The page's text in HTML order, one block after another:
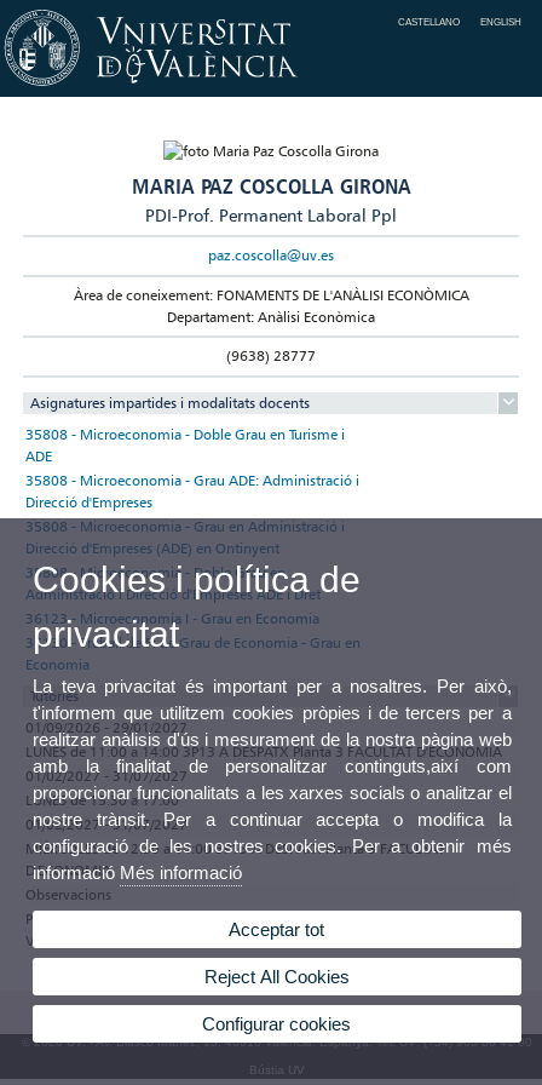
CASTELLANO ENGLISH
MARIA PAZ COSCOLLA GIRONA
PDI-Prof. Permanent Laboral Ppl
paz.coscolla@uv.es
Àrea de coneixement: FONAMENTS DE L'ANÀLISI ECONÒMICA
Departament: Anàlisi Econòmica
(9638) 28777
Asignatures impartides i modalitats docents
35808 - Microeconomia - Doble Grau en Turisme i
ADE
35808 - Microeconomia - Grau ADE: Administració i
Direcció d'Empreses
35808 - Microeconomia - Grau en Administració i
Direcció d'Empreses (ADE) en Ontinyent
35808 - Microeconomia - Doble Grau en
Administració i Direcció d'Empreses ADE i Dret
36123 - Microeconomía I - Grau en Economia
36130 - Treball de Fi de Grau de Economia - Grau en
Economia
Tutories
01/09/2026 - 29/01/2027
LUNES de 11:00 a 14:00 3P13 A DESPATX Planta 3 FACULTAT D'ECONOMIA
01/02/2027 - 31/07/2027
LUNES de 15:30 a 17:00
01/02/2027 - 31/07/2027
MIÉRCOLES de 12:30 a 14:00 3P13 A DESPATX Planta 3 FACULTAT
D'ECONOMIA
Observacions
Participa en el programa de tutories electròniques de la Universitat de
València
© 2026 UV. - Av. Blasco Ibáñez, 13. 46010 València. Espanya. Tel. UV: (+34) 963 86 41 00
Bústia UV
Cookies i política de
privacitat
La teva privacitat és important per a nosaltres. Per això,
t'informem que utilitzem cookies pròpies i de tercers per a
realitzar anàlisis d'ús i mesurament de la nostra pàgina web
amb la finalitat de personalitzar continguts,així com
proporcionar funcionalitats a les xarxes socials o analitzar el
nostre trànsit. Per a continuar accepta o modifica la
configuració de les nostres cookies. Per a obtenir més
informació Més informació
Acceptar tot
Reject All Cookies
Configurar cookies